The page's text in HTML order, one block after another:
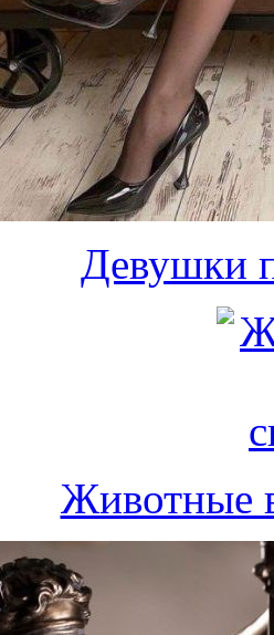
Девушки
Животные